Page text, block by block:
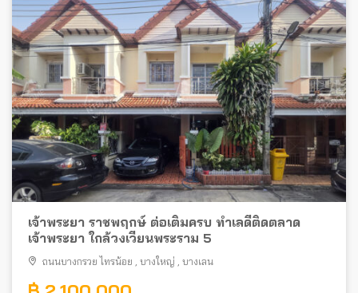
เจ้าพระยา ราชพฤกษ์ ต่อเติมครบ ทำเลดีติดตลาด
เจ้าพระยา ใกล้วงเวียนพระราม 5
ถนนบางกรวย ไทรน้อย บางใหญ่ บางเลน